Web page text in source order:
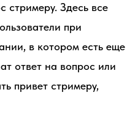
стримеру. Здесь все
при
в котором есть еще
ответ на вопрос или
привет стримеру,